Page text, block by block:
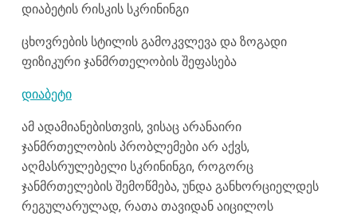
დიაბეტის რისკის სკრინინგი
ცხოვრების სტილის გამოკვლევა და ზოგადი
ფიზიკური ჯანმრთელობის შეფასება
დიაბეტი
ამ ადამიანებისთვის, ვისაც არანაირი
ჯანმრთელობის პრობლემები არ აქვს,
აღმასრულებელი სკრინინგი, როგორც
ჯანმრთელების შემოწმება, უნდა განხორციელდეს
რეგულარულად, რათა თავიდან აიცილოს